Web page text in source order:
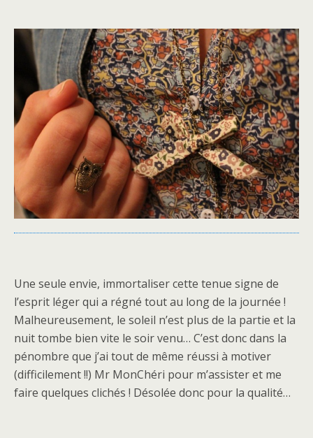
Une seule envie, immortaliser cette tenue signe de
l’esprit léger qui a régné tout au long de la journée !
Malheureusement, le soleil n’est plus de la partie et la
nuit tombe bien vite le soir venu… C’est donc dans la
pénombre que j’ai tout de même réussi à motiver
(difficilement !!) Mr MonChéri pour m’assister et me
faire quelques clichés ! Désolée donc pour la qualité…